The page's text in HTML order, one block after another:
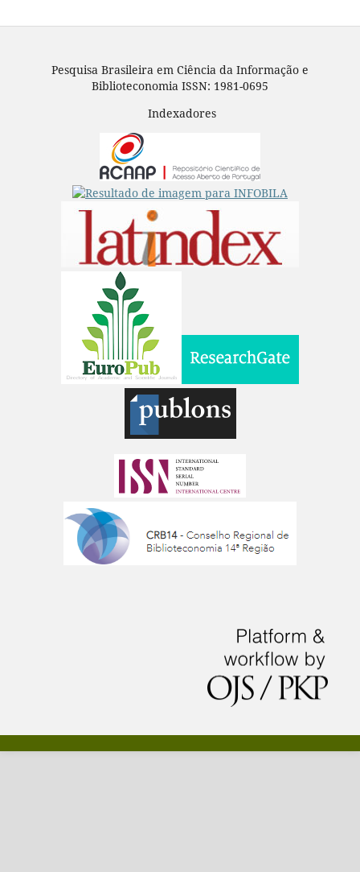
Pesquisa Brasileira em Ciência da Informação e
Biblioteconomia ISSN: 1981-0695
Indexadores